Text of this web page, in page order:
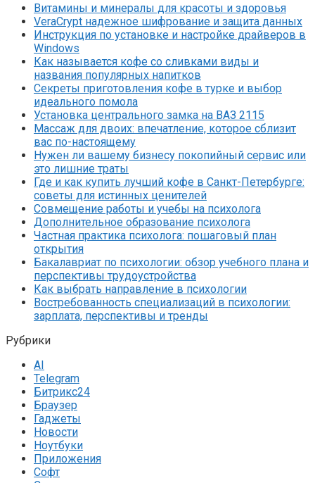
Витамины и минералы для красоты и здоровья
VeraCrypt надежное шифрование и защита данных
Инструкция по установке и настройке драйверов в
Windows
Как называется кофе со сливками виды и
названия популярных напитков
Секреты приготовления кофе в турке и выбор
идеального помола
Установка центрального замка на ВАЗ 2115
Массаж для двоих: впечатление, которое сблизит
вас по-настоящему
Нужен ли вашему бизнесу покопийный сервис или
это лишние траты
Где и как купить лучший кофе в Санкт-Петербурге:
советы для истинных ценителей
Совмещение работы и учебы на психолога
Дополнительное образование психолога
Частная практика психолога: пошаговый план
открытия
Бакалавриат по психологии: обзор учебного плана и
перспективы трудоустройства
Как выбрать направление в психологии
Востребованность специализаций в психологии:
зарплата, перспективы и тренды
Рубрики
AI
Telegram
Битрикс24
Браузер
Гаджеты
Новости
Ноутбуки
Приложения
Софт